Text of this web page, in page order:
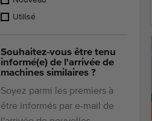
Utilisé
Souhaitez-vous être tenu
informé(e) de l'arrivée de
machines similaires ?
Soyez parmi les premiers à
être informés par e-mail de